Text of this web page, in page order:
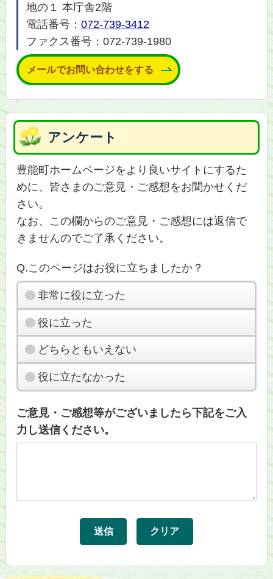
地の１ 本庁舎2階
電話番号：072-739-3412
ファクス番号：072-739-1980
メールでお問い合わせをする
アンケート
豊能町ホームページをより良いサイトにするた
めに、皆さまのご意見・ご感想をお聞かせくだ
さい。
なお、この欄からのご意見・ご感想には返信で
きませんのでご了承ください。
Q.このページはお役に立ちましたか？
非常に役に立った
役に立った
どちらともいえない
役に立たなかった
ご意見・ご感想等がございましたら下記をご入
力し送信ください。